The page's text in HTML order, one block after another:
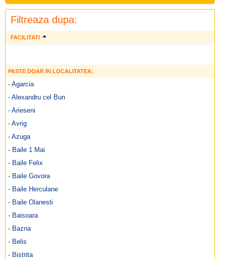
Filtreaza dupa:
FACILITATI
PASTE DOAR IN LOCALITATEA:
- Agarcia
- Alexandru cel Bun
- Arieseni
- Avrig
- Azuga
- Baile 1 Mai
- Baile Felix
- Baile Govora
- Baile Herculane
- Baile Olanesti
- Baisoara
- Bazna
- Belis
- Bistrita